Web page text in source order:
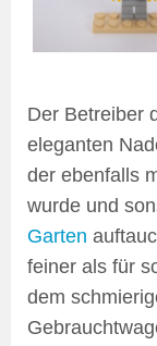
Der Betreiber
eleganten
der ebenfalls
wurde und
Garten
feiner als für
dem